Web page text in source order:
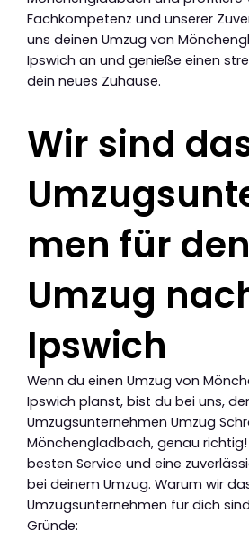
Fachkompetenz und unserer
uns deinen Umzug von
Ipswich an und genieße einen
dein neues Zuhause.
Wir sind
men für den
Umzug
Ipswich
Wenn du einen Umzug von
Ipswich planst, bist du bei uns,
Umzugsunternehmen Umzug
Mönchengladbach, genau
besten Service und eine
bei deinem Umzug. Warum wir
Umzugsunternehmen für dich
Gründe: